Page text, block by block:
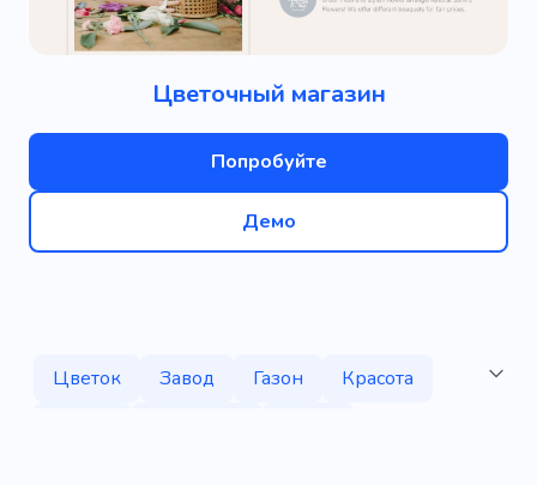
Цветочный магазин
Попробуйте
Демо
Цветок Завод Газон
Красота